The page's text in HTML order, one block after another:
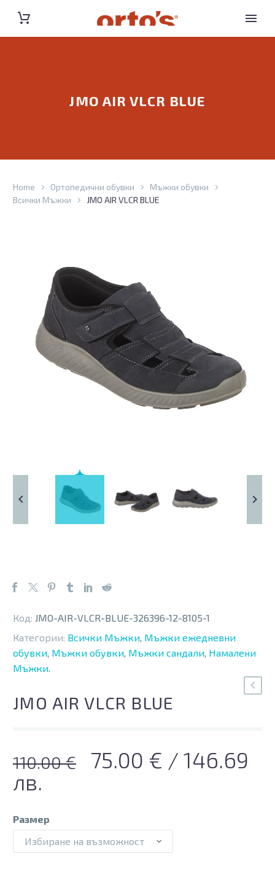
JMO AIR VLCR BLUE
Home Ортопедични обувки
Мъжки обувки
Всички Мъжки
JMO AIR VLCR BLUE
Код: JMO-AIR-VLCR-BLUE-326396-12-8105-1
Категории: Всички Мъжки, Мъжки ежедневни
обувки, Мъжки обувки, Мъжки сандали, Намалени
Мъжки.
JMO AIR VLCR BLUE
110.00€
Original
110.00 €.
75.00 € Текущата
75.00 €.
/ 146.69
лв.
Размер
Избиране на възможност